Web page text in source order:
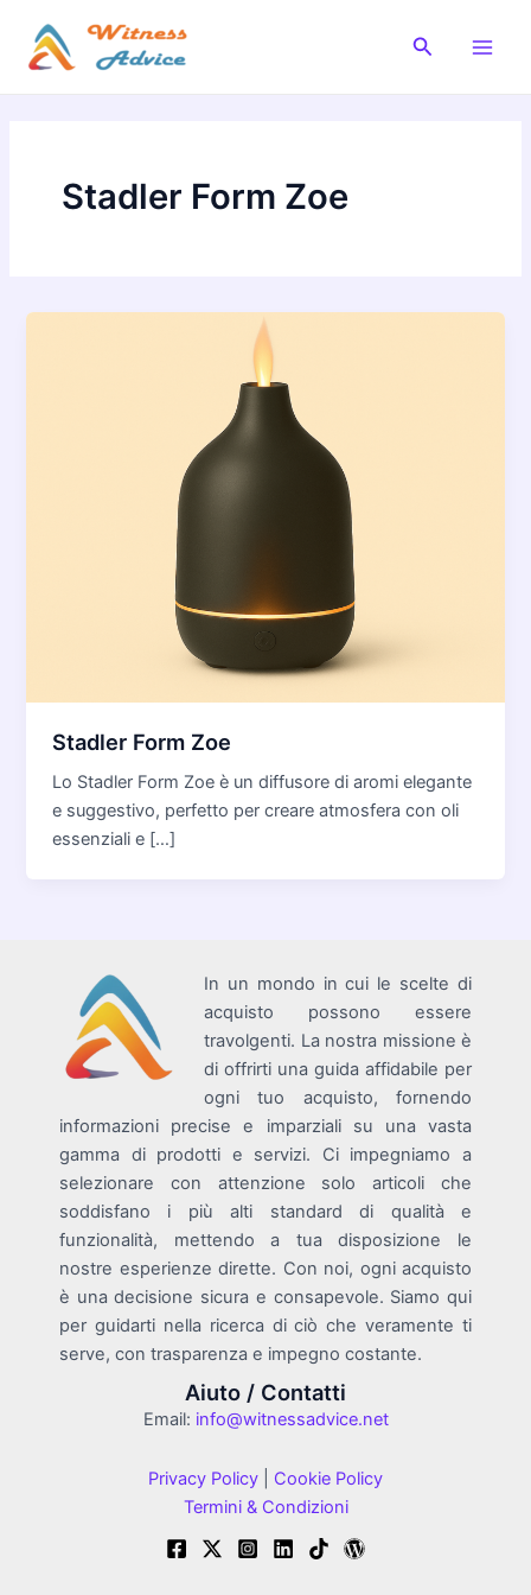
contenuto
Cerca
Stadler Form Zoe
Stadler Form Zoe
Lo Stadler Form Zoe è un diffusore di aromi elegante
e suggestivo, perfetto per creare atmosfera con oli
essenziali e […]
In un mondo in cui le scelte di
acquisto possono essere
travolgenti. La nostra missione è
di offrirti una guida affidabile per
ogni tuo acquisto, fornendo
informazioni precise e imparziali su una vasta
gamma di prodotti e servizi. Ci impegniamo a
selezionare con attenzione solo articoli che
soddisfano i più alti standard di qualità e
funzionalità, mettendo a tua disposizione le
nostre esperienze dirette. Con noi, ogni acquisto
è una decisione sicura e consapevole. Siamo qui
per guidarti nella ricerca di ciò che veramente ti
serve, con trasparenza e impegno costante.
Aiuto / Contatti
Email: info@witnessadvice.net
Privacy Policy
Cookie Policy
Termini & Condizioni